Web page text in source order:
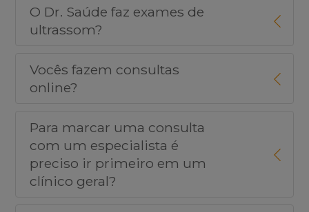
O Dr. Saúde faz exames de
ultrassom?
Vocês fazem consultas
online?
Para marcar uma consulta
com um especialista é
preciso ir primeiro em um
clínico geral?